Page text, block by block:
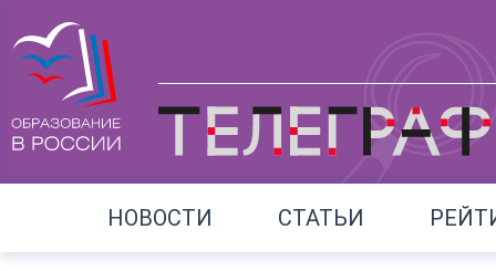
НОВОСТИ СТАТЬИ